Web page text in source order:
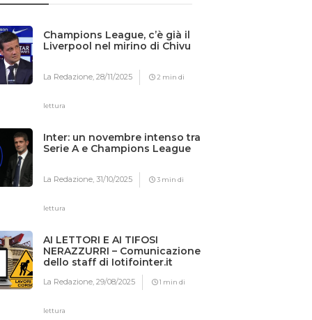
Champions League, c’è già il
Liverpool nel mirino di Chivu
La Redazione,28/11/2025 2 min di
lettura
Inter: un novembre intenso tra
Serie A e Champions League
La Redazione,31/10/2025 3 min di
lettura
AI LETTORI E AI TIFOSI
NERAZZURRI – Comunicazione
dello staff di Iotifointer.it
La Redazione,29/08/2025 1 min di
lettura